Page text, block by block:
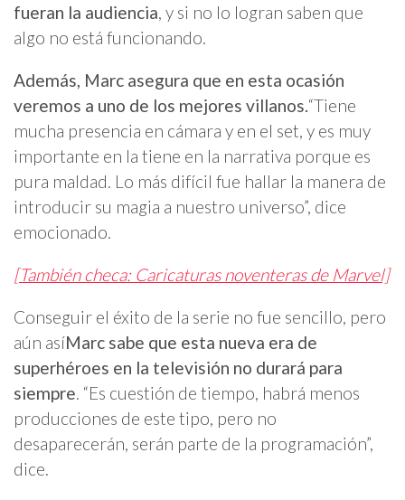
fueran la audiencia, y si no lo logran saben que
algo no está funcionando.
Además, Marc asegura que en esta ocasión
veremos a uno de los mejores villanos.“Tiene
mucha presencia en cámara y en el set, y es muy
importante en la tiene en la narrativa porque es
pura maldad. Lo más difícil fue hallar la manera de
introducir su magia a nuestro universo”, dice
emocionado.
[También checa: Caricaturas noventeras de Marvel]
Conseguir el éxito de la serie no fue sencillo, pero
aún asíMarc sabe que esta nueva era de
superhéroes en la televisión no durará para
siempre. “Es cuestión de tiempo, habrá menos
producciones de este tipo, pero no
desaparecerán, serán parte de la programación”,
dice.